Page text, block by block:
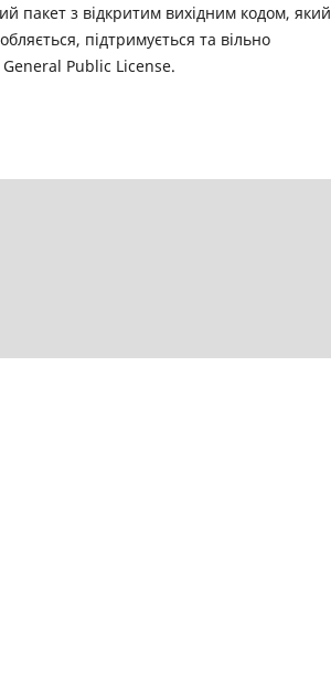
пакет з відкритим вихідним кодом, який
підтримується та вільно
General Public License.